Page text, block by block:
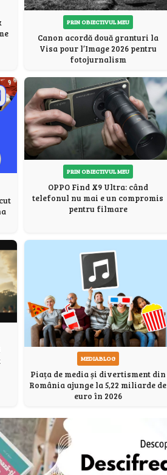
PRIN OBIECTIVUL MEU
Canon acordă două granturi la
Visa pour l’Image 2026 pentru
fotojurnalism
PRIN OBIECTIVUL MEU
OPPO Find X9 Ultra: când
telefonul nu mai e un compromis
pentru filmare
MEDIABLOG
Piața de media și divertisment din
România ajunge la 5,22 miliarde de
euro în 2026